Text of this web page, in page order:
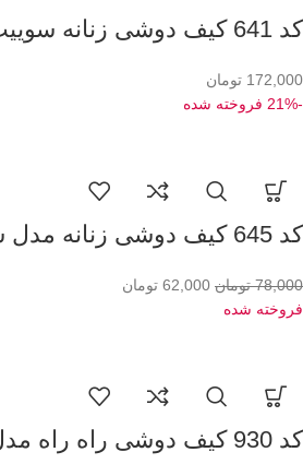
کد 641 کیف دوشی زنانه سوییت
172,000 تومان
-21%
فروخته شده
کد 645 کیف دوشی زنانه مدل شل
78,000 تومان 62,000 تومان
فروخته شده
کد 930 کیف دوشی راه راه مدل شل